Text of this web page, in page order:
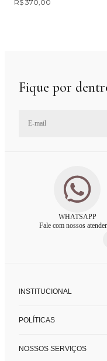
R$ 370,00
Fique por
WHATSAPP
Fale com nossos
INSTITUCIONAL
Nossas lojas
POLÍTICAS
Trocas e devoluções
NOSSOS SERVIÇOS